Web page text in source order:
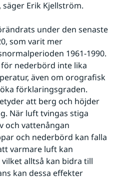
Erik Kjellström.
under den senaste
som varit mer
1961-1990.
nederbörd inte lika
även om orografisk
förklaringsgraden.
att berg och höjder
När luft tvingas stiga
och vattenångan
och nederbörd kan falla
varmare luft kan
alltså kan bidra till
kan dessa effekter